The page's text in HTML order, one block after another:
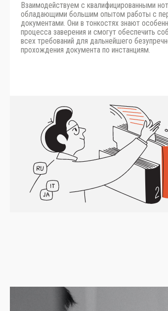
Взаимодействуем с квалифицированными
обладающими большим опытом работы с
документами. Они в тонкостях знают
процесса заверения и смогут обеспечить
всех требований для дальнейшего
прохождения документа по инстанциям.